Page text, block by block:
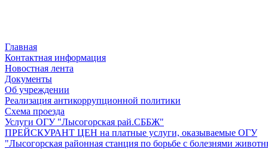
Главная
Контактная информация
Новостная лента
Документы
Об учреждении
Реализация антикоррупционной политики
Схема проезда
Услуги ОГУ "Лысогорская рай.СББЖ"
ПРЕЙСКУРАНТ ЦЕН на платные услуги, оказываемые ОГУ
"Лысогорская районная станция по борьбе с болезнями